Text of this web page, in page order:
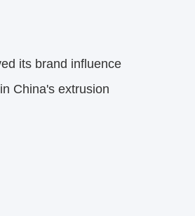
its brand influence
China's extrusion